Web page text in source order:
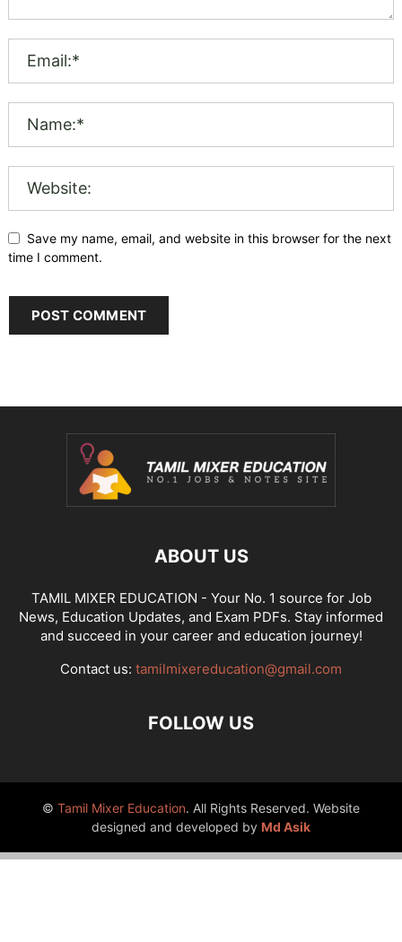
Save my name, email, and website in this browser for the next
time I comment.
ABOUT US
TAMIL MIXER EDUCATION - Your No. 1 source for Job
News, Education Updates, and Exam PDFs. Stay informed
and succeed in your career and education journey!
Contact us: tamilmixereducation@gmail.com
FOLLOW US
© Tamil Mixer Education. All Rights Reserved. Website
designed and developed by Md Asik